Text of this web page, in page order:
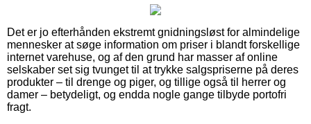
Det er jo efterhånden ekstremt gnidningsløst for almindelige
mennesker at søge information om priser i blandt forskellige
internet varehuse, og af den grund har masser af online
selskaber set sig tvunget til at trykke salgspriserne på deres
produkter – til drenge og piger, og tillige også til herrer og
damer – betydeligt, og endda nogle gange tilbyde portofri
fragt.